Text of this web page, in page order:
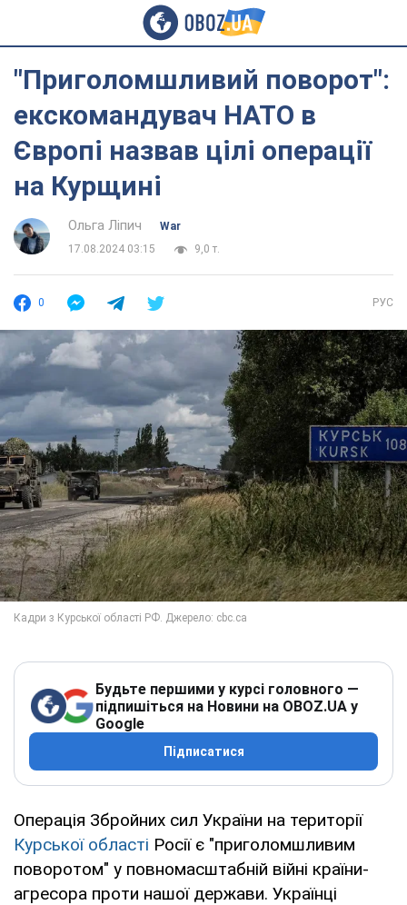
"Приголомшливий поворот":
екскомандувач НАТО в
Європі назвав цілі операції
на Курщині
Ольга Ліпич
War
17.08.2024 03:15
9,0 т.
0 РУС
Будьте першими у курсі головного —
підпишіться на Новини на OBOZ.UA у
Google
Підписатися
Операція Збройних сил України на території
Курської області Росії є "приголомшливим
поворотом" у повномасштабній війні країни-
агресора проти нашої держави. Українці